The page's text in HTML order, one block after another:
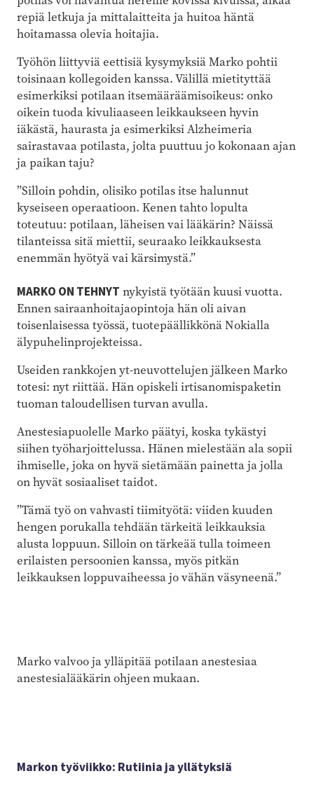
repiä letkuja ja mittalaitteita ja huitoa häntä
hoitamassa olevia hoitajia.
Työhön liittyviä eettisiä kysymyksiä Marko pohtii
toisinaan kollegoiden kanssa. Välillä mietityttää
esimerkiksi potilaan itsemääräämisoikeus: onko
oikein tuoda kivuliaaseen leikkaukseen hyvin
iäkästä, haurasta ja esimerkiksi Alzheimeria
sairastavaa potilasta, jolta puuttuu jo kokonaan ajan
ja paikan taju?
”Silloin pohdin, olisiko potilas itse halunnut
kyseiseen operaatioon. Kenen tahto lopulta
toteutuu: potilaan, läheisen vai lääkärin? Näissä
tilanteissa sitä miettii, seuraako leikkauksesta
enemmän hyötyä vai kärsimystä.”
MARKO ON TEHNYT nykyistä työtään kuusi vuotta.
Ennen sairaanhoitajaopintoja hän oli aivan
toisenlaisessa työssä, tuotepäällikkönä Nokialla
älypuhelinprojekteissa.
Useiden rankkojen yt-neuvottelujen jälkeen Marko
totesi: nyt riittää. Hän opiskeli irtisanomispaketin
tuoman taloudellisen turvan avulla.
Anestesiapuolelle Marko päätyi, koska tykästyi
siihen työharjoittelussa. Hänen mielestään ala sopii
ihmiselle, joka on hyvä sietämään painetta ja jolla
on hyvät sosiaaliset taidot.
”Tämä työ on vahvasti tiimityötä: viiden kuuden
hengen porukalla tehdään tärkeitä leikkauksia
alusta loppuun. Silloin on tärkeää tulla toimeen
erilaisten persoonien kanssa, myös pitkän
leikkauksen loppuvaiheessa jo vähän väsyneenä.”
Marko valvoo ja ylläpitää potilaan anestesiaa
anestesialääkärin ohjeen mukaan.
Markon työviikko: Rutiinia ja yllätyksiä